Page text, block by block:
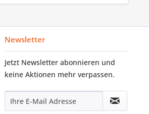
Newsletter
Jetzt Newsletter abonnieren und
keine Aktionen mehr verpassen.